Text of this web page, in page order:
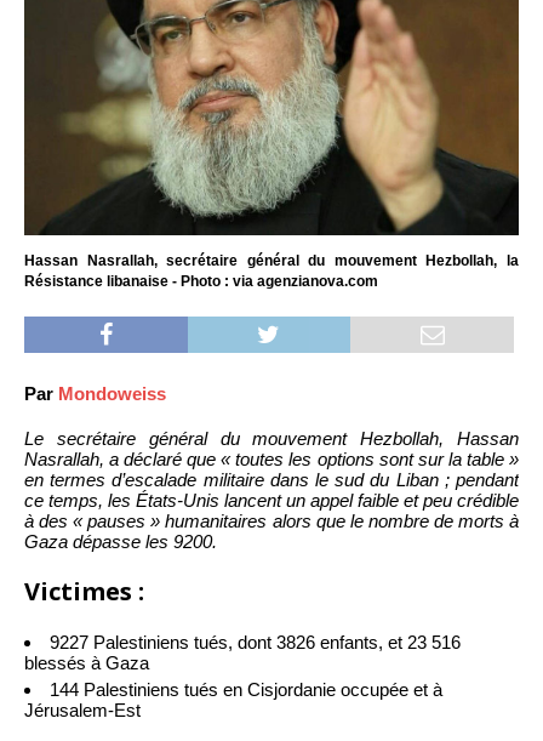
Hassan Nasrallah, secrétaire général du mouvement Hezbollah, la
Résistance libanaise - Photo : via agenzianova.com
Par Mondoweiss
Le secrétaire général du mouvement Hezbollah, Hassan
Nasrallah, a déclaré que « toutes les options sont sur la table »
en termes d’escalade militaire dans le sud du Liban ; pendant
ce temps, les États-Unis lancent un appel faible et peu crédible
à des « pauses » humanitaires alors que le nombre de morts à
Gaza dépasse les 9200.
Victimes :
9227 Palestiniens tués, dont 3826 enfants, et 23 516
blessés à Gaza
144 Palestiniens tués en Cisjordanie occupée et à
Jérusalem-Est